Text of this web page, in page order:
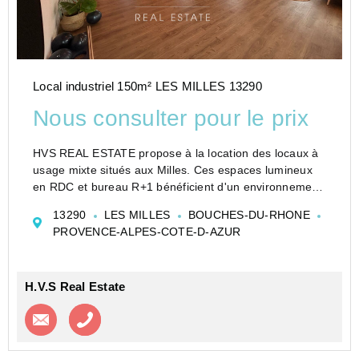
Local industriel 150m² LES MILLES 13290
Nous consulter pour le prix
HVS REAL ESTATE propose à la location des locaux à
usage mixte situés aux Milles. Ces espaces lumineux
en RDC et bureau R+1 bénéficient d'un environnement
minutes. Le site est clos et sécurisé, idéal p...
13290 LES MILLES
BOUCHES-DU-RHONE
PROVENCE-ALPES-COTE-D-AZUR
H.V.S Real Estate
Contacter l'agence